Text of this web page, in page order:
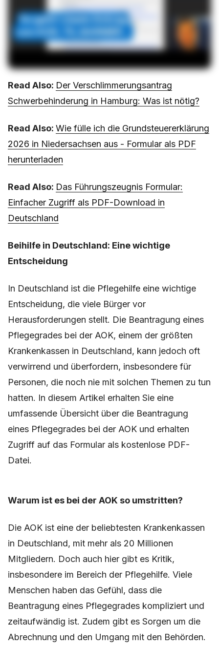
Read Also: Der Verschlimmerungsantrag
Schwerbehinderung in Hamburg: Was ist nötig?
Read Also: Wie fülle ich die Grundsteuererklärung
2026 in Niedersachsen aus - Formular als PDF
herunterladen
Read Also: Das Führungszeugnis Formular:
Einfacher Zugriff als PDF-Download in
Deutschland
Beihilfe in Deutschland: Eine wichtige
Entscheidung
In Deutschland ist die Pflegehilfe eine wichtige
Entscheidung, die viele Bürger vor
Herausforderungen stellt. Die Beantragung eines
Pflegegrades bei der AOK, einem der größten
Krankenkassen in Deutschland, kann jedoch oft
verwirrend und überfordern, insbesondere für
Personen, die noch nie mit solchen Themen zu tun
hatten. In diesem Artikel erhalten Sie eine
umfassende Übersicht über die Beantragung
eines Pflegegrades bei der AOK und erhalten
Zugriff auf das Formular als kostenlose PDF-
Datei.
Warum ist es bei der AOK so umstritten?
Die AOK ist eine der beliebtesten Krankenkassen
in Deutschland, mit mehr als 20 Millionen
Mitgliedern. Doch auch hier gibt es Kritik,
insbesondere im Bereich der Pflegehilfe. Viele
Menschen haben das Gefühl, dass die
Beantragung eines Pflegegrades kompliziert und
zeitaufwändig ist. Zudem gibt es Sorgen um die
Abrechnung und den Umgang mit den Behörden.